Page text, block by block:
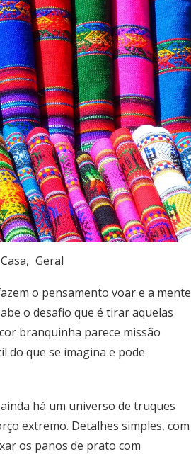
Casa Geral
o pensamento voar e a mente
o desafio que é tirar aquelas
branquinha parece missão
do que se imagina e pode
há um universo de truques
extremo. Detalhes simples, com
os panos de prato com